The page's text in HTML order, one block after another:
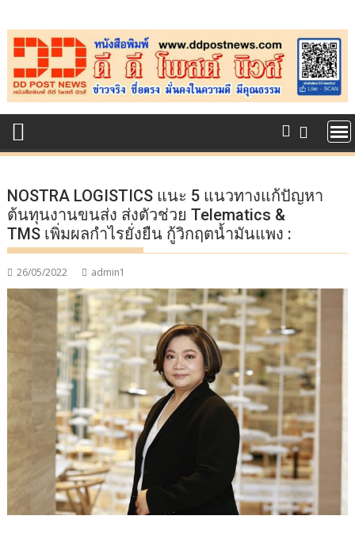
to
content
NOSTRA LOGISTICS แนะ 5 แนวทางแก้ปัญหา
ต้นทุนงานขนส่ง ส่งตัวช่วย Telematics &
TMS เพิ่มผลกำไรยั่งยืน กู้วิกฤตน้ำมันแพง :
26/05/2022 admin1